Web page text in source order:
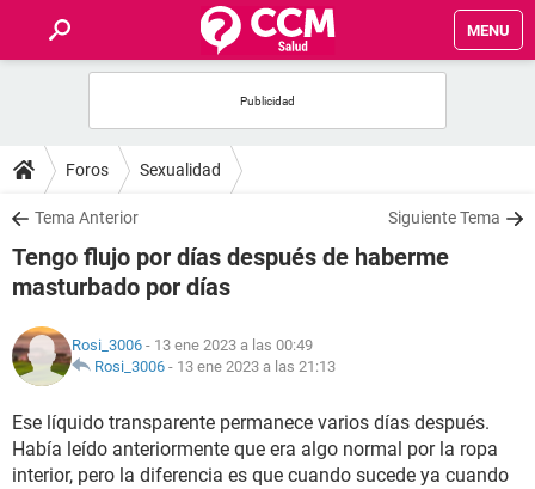
MENU
FOROS
SALUD
FAMILIA
NUTRICIÓN
SEXUALIDAD
Foros Sexualidad
Tema Anterior Siguiente Tema
Tengo flujo por días después de haberme
masturbado por días
Rosi_3006 - 13 ene 2023 a las 00:49
Rosi_3006 - 13 ene 2023 a las 21:13
Ese líquido transparente permanece varios días después.
Había leído anteriormente que era algo normal por la ropa
interior, pero la diferencia es que cuando sucede ya cuando